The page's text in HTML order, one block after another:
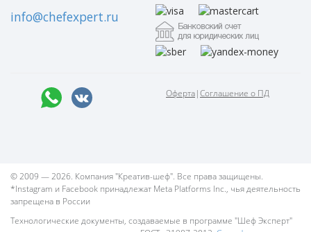
info@chefexpert.ru
Оферта|Соглашение о ПД
© 2009 — 2026. Компания "Креатив-шеф". Все права защищены.
*Instagram и Facebook принадлежат Meta Platforms Inc., чья деятельность
запрещена в России
Технологические документы, создаваемые в программе "Шеф Эксперт"